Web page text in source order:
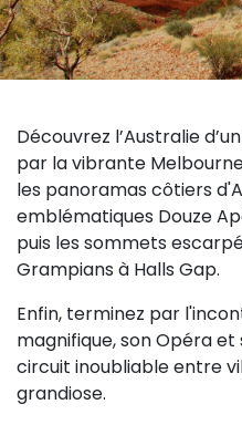
Découvrez l’Australie
par la vibrante
les panoramas côtiers
emblématiques Douze
puis les sommets
Grampians à Halls Gap.
Enfin, terminez par
magnifique, son Opéra et
circuit inoubliable entre
grandiose.